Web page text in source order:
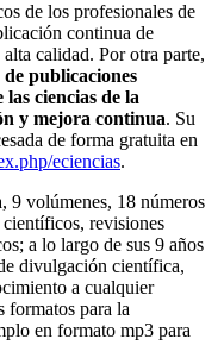
de los profesionales de
continua de
calidad. Por otra parte,
publicaciones
ciencias de la
y mejora continua. Su
de forma gratuita en
eciencias.
9 volúmenes, 18 números
revisiones
a lo largo de sus 9 años
divulgación científica,
a cualquier
formatos para la
en formato mp3 para